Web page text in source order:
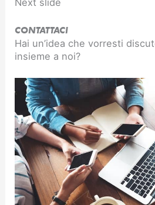
CONTATTACI
Hai un’idea che vorresti
insieme a noi?